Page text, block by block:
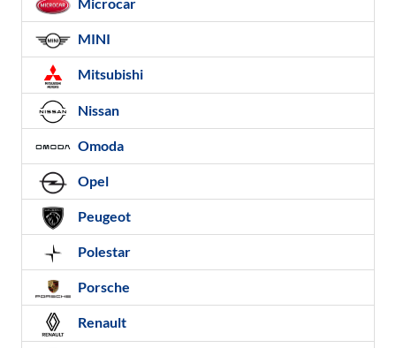
MINI
Mitsubishi
Nissan
Omoda
Opel
Peugeot
Polestar
Porsche
Renault